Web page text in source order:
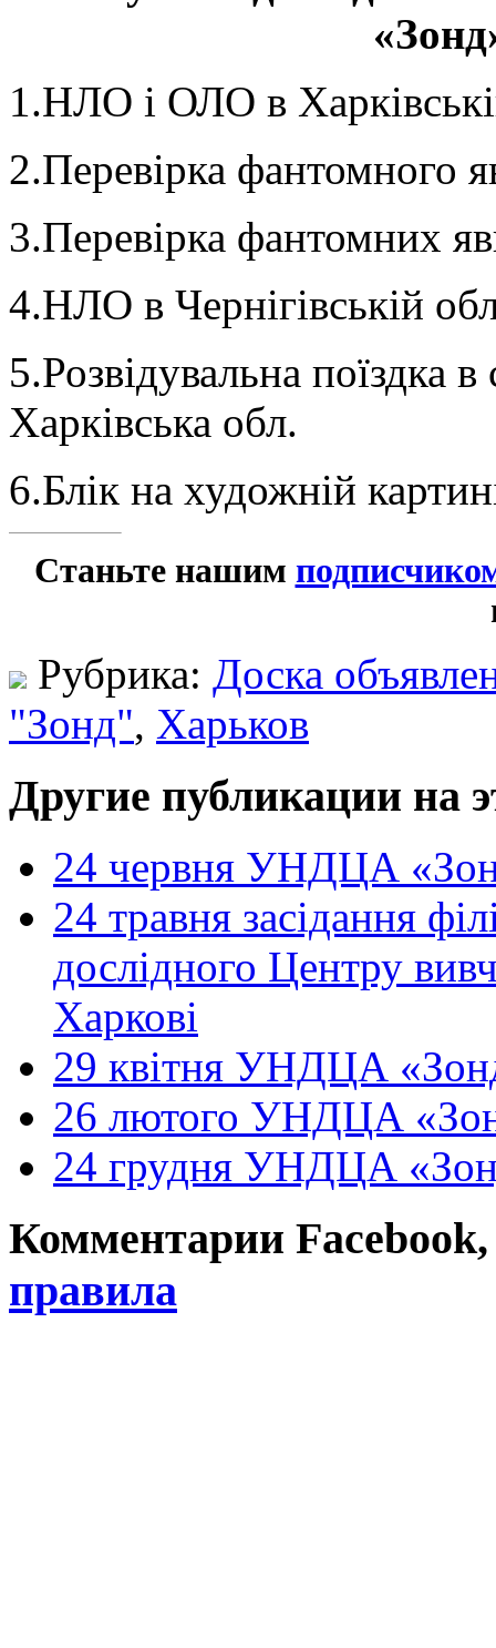
1.НЛО і ОЛО в
2.Перевірка фантомного
3.Перевірка фантомних
4.НЛО в Чернігівській
5.Розвідувальна поїздка
Харківська обл.
6.Блік на художній
Станьте нашим
Рубрика: Доска
"Зонд", Харьков
Другие публикации на
24 червня УНДЦА
24 травня засідання
дослідного Центру
Харкові
29 квітня УНДЦА
26 лютого УНДЦА
24 грудня УНДЦА
Комментарии
правила